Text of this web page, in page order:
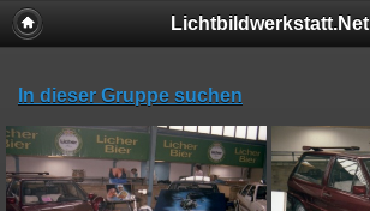
Lichtbildwerkstatt.Net
In dieser Gruppe suchen